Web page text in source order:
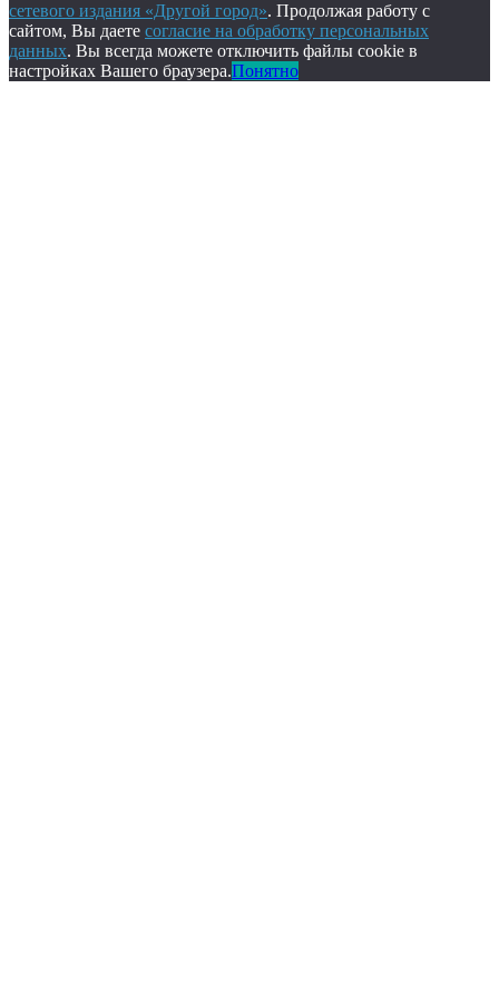
сетевого издания «Другой город». Продолжая работу с
сайтом, Вы даете согласие на обработку персональных
данных. Вы всегда можете отключить файлы cookie в
настройках Вашего браузера.Понятно